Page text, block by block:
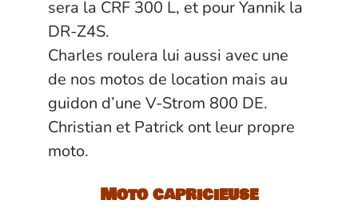
sera la CRF 300 L, et pour Yannik la
DR-Z4S.
Charles roulera lui aussi avec une
de nos motos de location mais au
guidon d’une V-Strom 800 DE.
Christian et Patrick ont leur propre
moto.
Moto capricieuse